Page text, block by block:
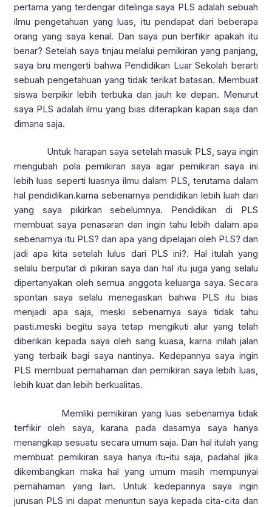
pertama yang terdengar ditelinga saya PLS adalah sebuah
ilmu pengetahuan yang luas, itu pendapat dari beberapa
orang yang saya kenal. Dan saya pun berfikir apakah itu
benar? Setelah saya tinjau melalui pemikiran yang panjang,
saya bru mengerti bahwa Pendidikan Luar Sekolah berarti
sebuah pengetahuan yang tidak terikat batasan. Membuat
siswa berpikir lebih terbuka dan jauh ke depan. Menurut
saya PLS adalah ilmu yang bias diterapkan kapan saja dan
dimana saja.
Untuk harapan saya setelah masuk PLS, saya ingin
mengubah pola pemikiran saya agar pemikiran saya ini
lebih luas seperti luasnya ilmu dalam PLS, terutama dalam
hal pendidikan.karna sebenarnya pendidikan lebih luah dari
yang saya pikirkan sebelumnya. Pendidikan di PLS
membuat saya penasaran dan ingin tahu lebih dalam apa
sebenarnya itu PLS? dan apa yang dipelajari oleh PLS? dan
jadi apa kita setelah lulus dari PLS ini?. Hal itulah yang
selalu berputar di pikiran saya dan hal itu juga yang selalu
dipertanyakan oleh semua anggota keluarga saya. Secara
spontan saya selalu menegaskan bahwa PLS itu bias
menjadi apa saja, meski sebenarnya saya tidak tahu
pasti.meski begitu saya tetap mengikuti alur yang telah
diberikan kepada saya oleh sang kuasa, karna inilah jalan
yang terbaik bagi saya nantinya. Kedepannya saya ingin
PLS membuat pemahaman dan pemikiran saya lebih luas,
lebih kuat dan lebih berkualitas.
Memliki pemikiran yang luas sebenarnya tidak
terfikir oleh saya, karana pada dasarnya saya hanya
menangkap sesuatu secara umum saja. Dan hal itulah yang
membuat pemikiran saya hanya itu-itu saja, padahal jika
dikembangkan maka hal yang umum masih mempunyai
pemahaman yang lain. Untuk kedepannya saya ingin
jurusan PLS ini dapat menuntun saya kepada cita-cita dan